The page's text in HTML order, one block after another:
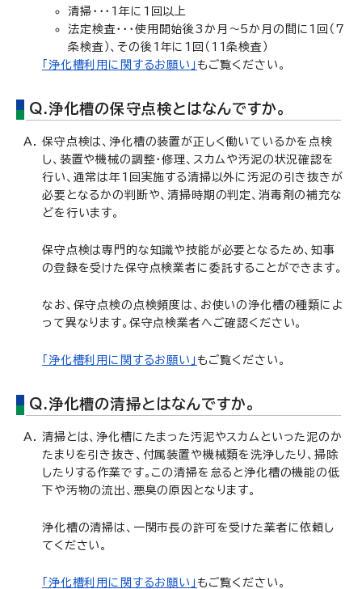
清掃・・・1年に1回以上
法定検査・・・使用開始後3か月～5か月の間に1回（7
条検査）、その後1年に1回（11条検査）
「浄化槽利用に関するお願い」 もご覧ください。
Q.浄化槽の保守点検とはなんですか。
保守点検は、浄化槽の装置が正しく働いているかを点検
し、装置や機械の調整・修理、スカムや汚泥の状況確認を
行い、通常は年1回実施する清掃以外に汚泥の引き抜きが
必要となるかの判断や、清掃時期の判定、消毒剤の補充な
どを行います。
保守点検は専門的な知識や技能が必要となるため、知事
の登録を受けた保守点検業者に委託することができます。
なお、保守点検の点検頻度は、お使いの浄化槽の種類によ
って異なります。保守点検業者へご確認ください。
「浄化槽利用に関するお願い」 もご覧ください。
Q.浄化槽の清掃とはなんですか。
清掃とは、浄化槽にたまった汚泥やスカムといった泥のか
たまりを引き抜き、付属装置や機械類を洗浄したり、掃除
したりする作業です。この清掃を怠ると浄化槽の機能の低
下や汚物の流出、悪臭の原因となります。
浄化槽の清掃は、一関市長の許可を受けた業者に依頼し
てください。
「浄化槽利用に関するお願い」 もご覧ください。